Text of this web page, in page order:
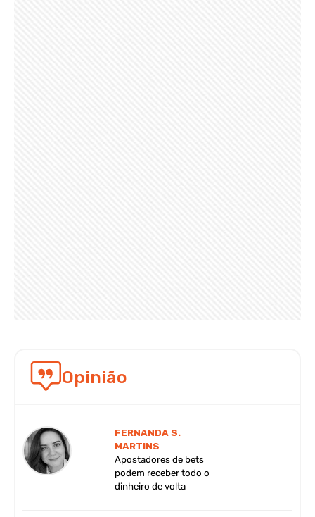
Opinião
FERNANDA S.
MARTINS
Apostadores de bets
podem receber todo o
dinheiro de volta